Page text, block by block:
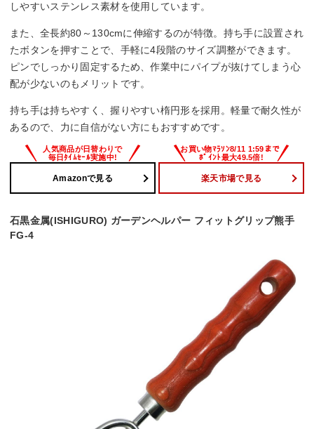
しやすいステンレス素材を使用しています。
また、全長約80～130cmに伸縮するのが特徴。持ち手に設置され
たボタンを押すことで、手軽に4段階のサイズ調整ができます。
ピンでしっかり固定するため、作業中にパイプが抜けてしまう心
配が少ないのもメリットです。
持ち手は持ちやすく、握りやすい楕円形を採用。軽量で耐久性が
あるので、力に自信がない方にもおすすめです。
Amazonで見る 楽天市場で見る
石黒金属(ISHIGURO) ガーデンヘルパー フィットグリップ熊手
FG-4